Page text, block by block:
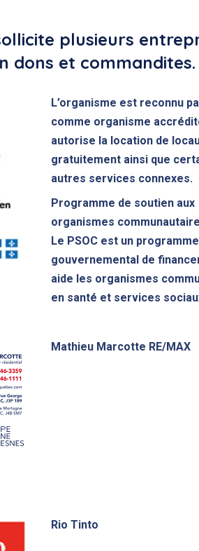
plusieurs
dons et commandites.
L’organisme est reconnu
comme organisme
autorise la location de
gratuitement ainsi que
autres services connexes.
Programme de soutien aux
organismes
Le PSOC est un programme
gouvernemental de
aide les organismes
en santé et services
Mathieu Marcotte RE/MAX
Rio Tinto